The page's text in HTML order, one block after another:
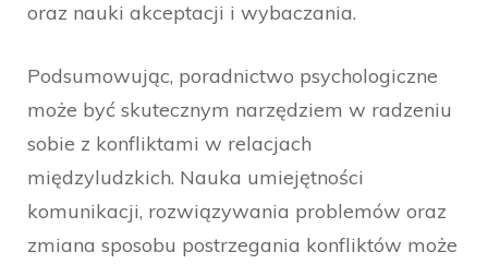
oraz nauki akceptacji i wybaczania.
Podsumowując, poradnictwo psychologiczne
może być skutecznym narzędziem w radzeniu
sobie z konfliktami w relacjach
międzyludzkich. Nauka umiejętności
komunikacji, rozwiązywania problemów oraz
zmiana sposobu postrzegania konfliktów może